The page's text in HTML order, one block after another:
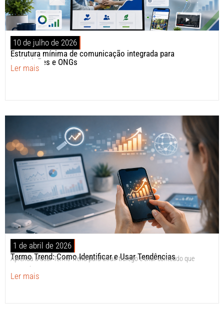
10 de julho de 2026
Estrutura mínima de comunicação integrada para
instituições e ONGs
Ler mais
1 de abril de 2026
Termo Trend: Como Identificar e Usar Tendências
Aprenda a usar Termo Trend para atrair tráfego e criar conteúdo que
ranqueia.
Ler mais